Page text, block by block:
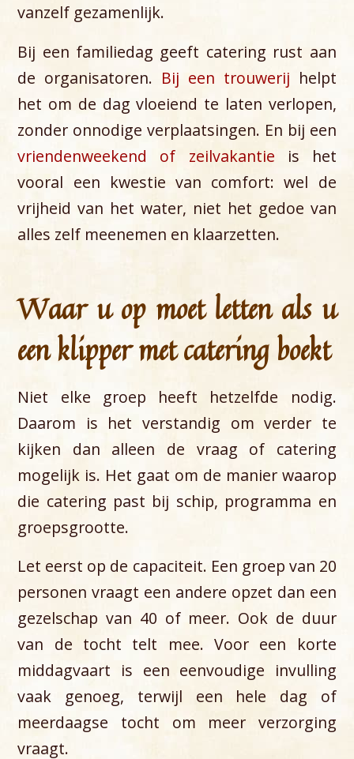
vanzelf gezamenlijk.
Bij een familiedag geeft catering rust aan
de organisatoren. Bij een trouwerij helpt
het om de dag vloeiend te laten verlopen,
zonder onnodige verplaatsingen. En bij een
vriendenweekend of zeilvakantie is het
vooral een kwestie van comfort: wel de
vrijheid van het water, niet het gedoe van
alles zelf meenemen en klaarzetten.
Waar u op moet letten als u
een klipper met catering boekt
Niet elke groep heeft hetzelfde nodig.
Daarom is het verstandig om verder te
kijken dan alleen de vraag of catering
mogelijk is. Het gaat om de manier waarop
die catering past bij schip, programma en
groepsgrootte.
Let eerst op de capaciteit. Een groep van 20
personen vraagt een andere opzet dan een
gezelschap van 40 of meer. Ook de duur
van de tocht telt mee. Voor een korte
middagvaart is een eenvoudige invulling
vaak genoeg, terwijl een hele dag of
meerdaagse tocht om meer verzorging
vraagt.